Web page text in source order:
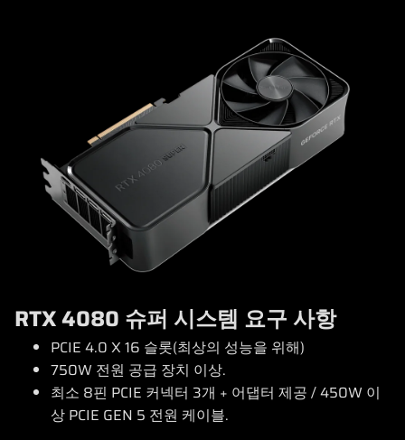
RTX 4080 슈퍼 시스템 요구 사항
PCIE 4.0 X 16 슬롯(최상의 성능을 위해)
750W 전원 공급 장치 이상.
최소 8핀 PCIE 커넥터 3개 + 어댑터 제공 / 450W 이
상 PCIE GEN 5 전원 케이블.